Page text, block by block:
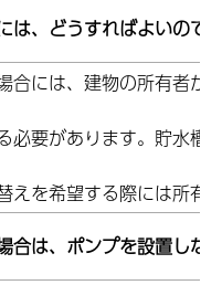
は、どうすればよいので
合には、建物の所有者か
必要があります。貯水槽
えを希望する際には所有
合は、ポンプを設置しな